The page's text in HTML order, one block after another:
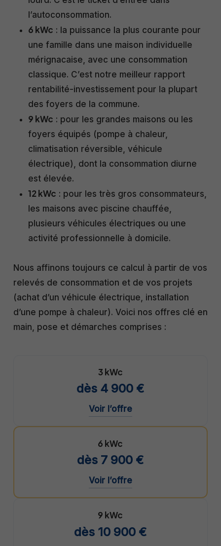
l’autoconsommation.
6 kWc : la puissance la plus courante pour
une famille dans une maison individuelle
mérignacaise, avec une consommation
classique. C’est notre meilleur rapport
rentabilité-investissement pour la plupart
des foyers de la commune.
9 kWc : pour les grandes maisons ou les
foyers équipés (pompe à chaleur,
climatisation réversible, véhicule
électrique), dont la consommation diurne
est élevée.
12 kWc : pour les très gros consommateurs,
les maisons avec piscine chauffée,
plusieurs véhicules électriques ou une
activité professionnelle à domicile.
Nous affinons toujours ce calcul à partir de vos
relevés de consommation et de vos projets
(achat d’un véhicule électrique, installation
d’une pompe à chaleur). Voici nos offres clé en
main, pose et démarches comprises :
3 kWc
dès 4 900 €
Voir l’offre
6 kWc
dès 7 900 €
Voir l’offre
9 kWc
dès 10 900 €